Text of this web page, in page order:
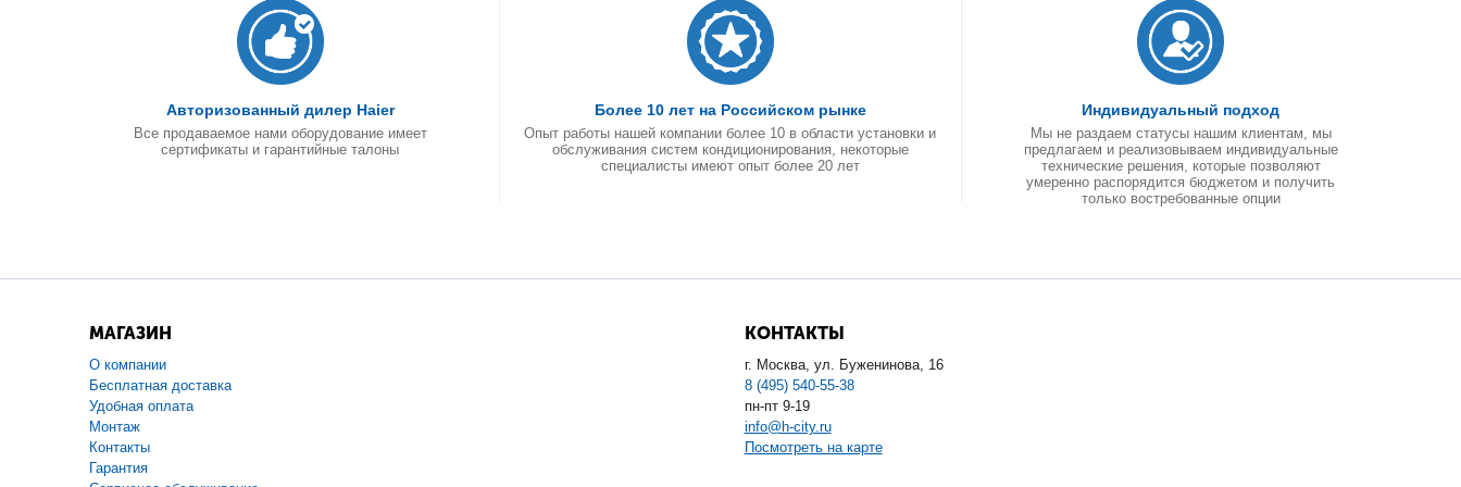
Авторизованный дилер Haier
Все продаваемое нами оборудование имеет
сертификаты и гарантийные талоны
Более 10 лет на Российском рынке
Опыт работы нашей компании более 10 в области установки и
обслуживания систем кондиционирования, некоторые
специалисты имеют опыт более 20 лет
Индивидуальный подход
Мы не раздаем статусы нашим клиентам, мы
предлагаем и реализовываем индивидуальные
технические решения, которые позволяют
умеренно распорядится бюджетом и получить
только востребованные опции
МАГАЗИН
О компании
Бесплатная доставка
Удобная оплата
Монтаж
Контакты
Гарантия
КОНТАКТЫ
г. Москва, ул. Буженинова, 16
8 (495) 540-55-38
пн-пт 9-19
info@h-city.ru
Посмотреть на карте